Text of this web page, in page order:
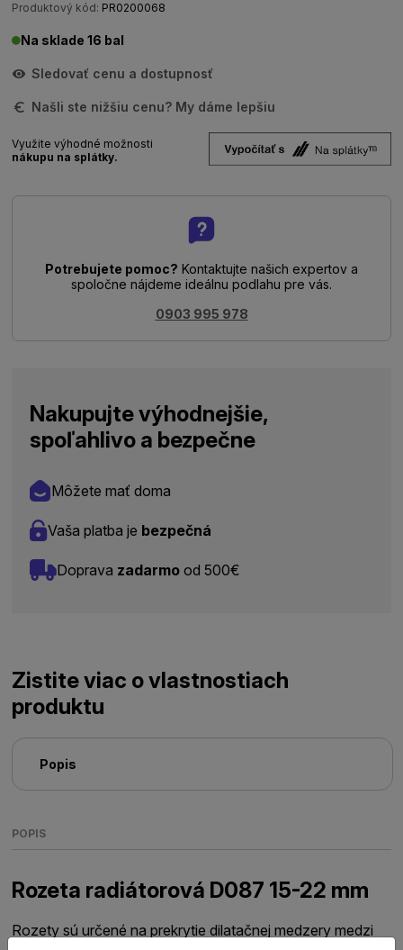
Produktový kód: PR0200068
Na sklade 16 bal
Sledovať cenu a dostupnosť
Našli ste nižšiu cenu? My dáme lepšiu
Využite výhodné možnosti
nákupu na splátky.
Potrebujete pomoc? Kontaktujte našich expertov a
spoločne nájdeme ideálnu podlahu pre vás.
0903 995 978
Nakupujte výhodnejšie,
spoľahlivo a bezpečne
Môžete mať doma
Vaša platba je bezpečná
Doprava zadarmo od 500€
Zistite viac o vlastnostiach
produktu
Popis
POPIS
Rozeta radiátorová D087 15-22 mm
Rozety sú určené na prekrytie dilatačnej medzery medzi